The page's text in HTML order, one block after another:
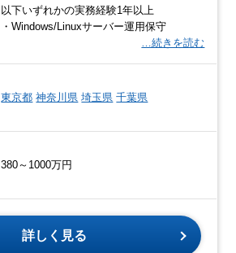
以下いずれかの実務経験1年以上
・Windows/Linuxサーバー運用保守
…続きを読む
東京都 神奈川県 埼玉県 千葉県
380～1000万円
詳しく見る